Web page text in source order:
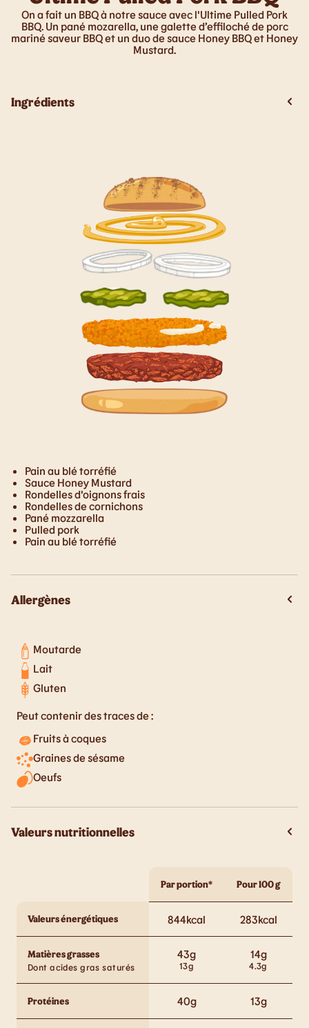
On a fait un BBQ à notre sauce avec l'Ultime Pulled Pork
BBQ. Un pané mozarella, une galette d’effiloché de porc
mariné saveur BBQ et un duo de sauce Honey BBQ et Honey
Mustard.
Ingrédients
Pain au blé torréfié
Sauce Honey Mustard
Rondelles d'oignons frais
Rondelles de cornichons
Pané mozzarella
Pulled pork
Pain au blé torréfié
Allergènes
Moutarde
Lait
Gluten
Peut contenir des traces de :
Fruits à coques
Graines de sésame
Oeufs
Valeurs nutritionnelles
Par portion* Pour 100 g
Valeurs énergétiques 844kcal 283kcal
Matières grasses 43g 14g
Dont acides gras saturés 13g 4.3g
Protéines 40g 13g